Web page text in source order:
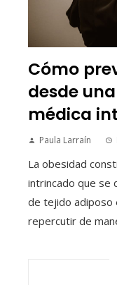
Cómo
desde
médica
Paula Larraín
La obesidad
intrincado que se
de tejido adiposo
repercutir de